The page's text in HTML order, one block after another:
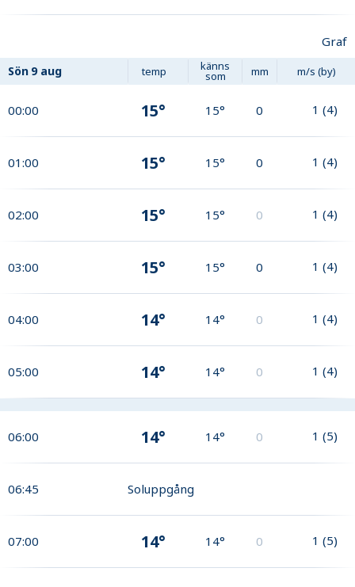
Graf
Sön 9 aug temp känns
som mm m/s (by)
00:00 15° 15° 0 1 (4)
01:00 15° 15° 0 1 (4)
02:00 15° 15° 0 1 (4)
03:00 15° 15° 0 1 (4)
04:00 14° 14° 0 1 (4)
05:00 14° 14° 0 1 (4)
06:00 14° 14° 0 1 (5)
06:45 Soluppgång
07:00 14° 14° 0 1 (5)